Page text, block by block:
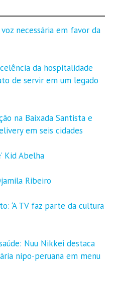
necessária em favor da
da hospitalidade
de servir em um legado
na Baixada Santista e
em seis cidades
Kid Abelha
Ribeiro
‘A TV faz parte da cultura
Nuu Nikkei destaca
nipo-peruana em menu